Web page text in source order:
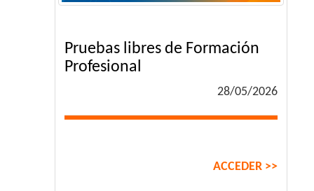
Pruebas libres de Formación
Profesional
28/05/2026
ACCEDER >>